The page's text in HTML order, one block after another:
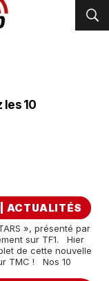
les 10
ACTUALITÉS
», présenté par
sur TF1. Hier
de cette nouvelle
TMC ! Nos 10